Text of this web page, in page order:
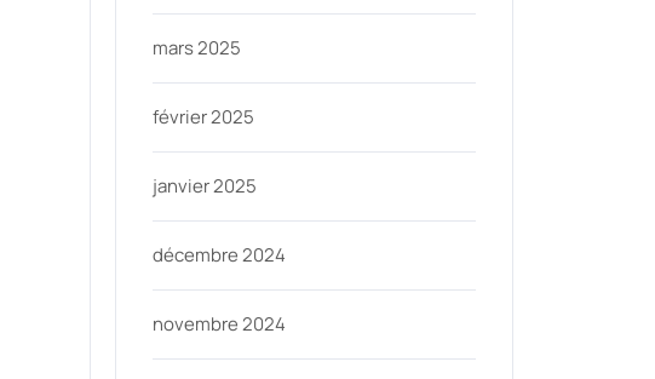
mars 2025
février 2025
janvier 2025
décembre 2024
novembre 2024